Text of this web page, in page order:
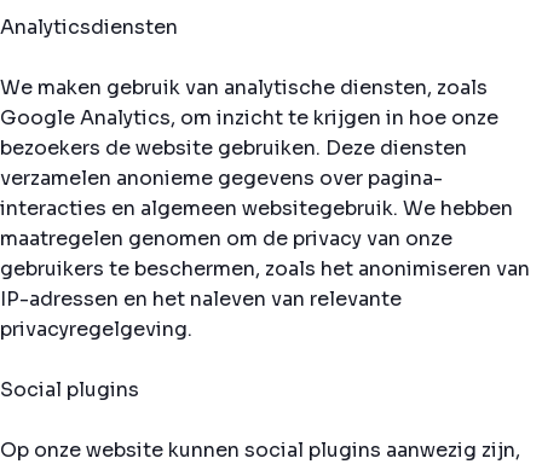
Analyticsdiensten
We maken gebruik van analytische diensten, zoals
Google Analytics, om inzicht te krijgen in hoe onze
bezoekers de website gebruiken. Deze diensten
verzamelen anonieme gegevens over pagina-
interacties en algemeen websitegebruik. We hebben
maatregelen genomen om de privacy van onze
gebruikers te beschermen, zoals het anonimiseren van
IP-adressen en het naleven van relevante
privacyregelgeving.
Social plugins
Op onze website kunnen social plugins aanwezig zijn,